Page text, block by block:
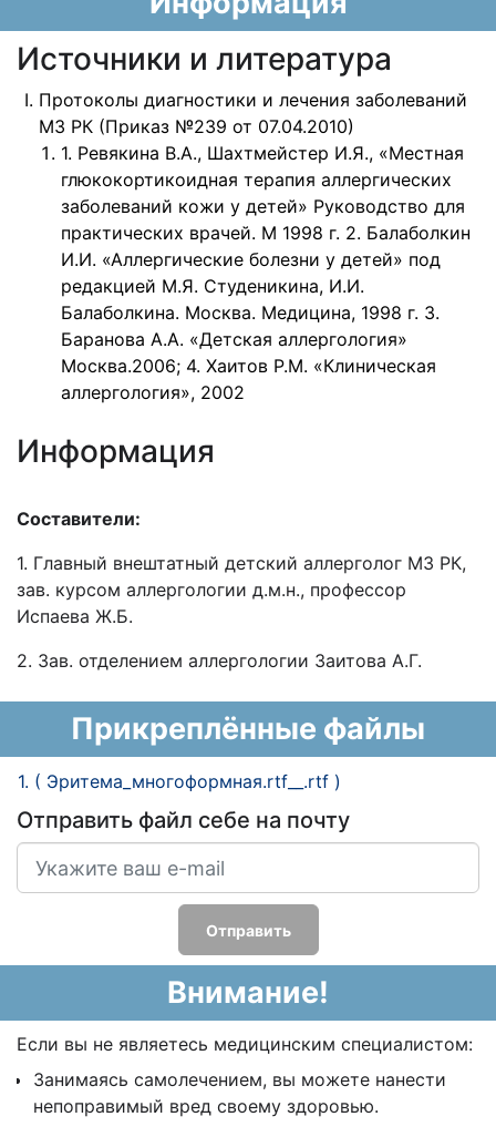
Источники и литература
Протоколы диагностики и лечения заболеваний
МЗ РК (Приказ №239 от 07.04.2010)
1. Ревякина В.А., Шахтмейстер И.Я., «Местная
глюкокортикоидная терапия аллергических
заболеваний кожи у детей» Руководство для
практических врачей. М 1998 г. 2. Балаболкин
И.И. «Аллергические болезни у детей» под
редакцией М.Я. Студеникина, И.И.
Балаболкина. Москва. Медицина, 1998 г. 3.
Баранова А.А. «Детская аллергология»
Москва.2006; 4. Хаитов Р.М. «Клиническая
аллергология», 2002
Информация
Составители:
1. Главный внештатный детский аллерголог МЗ РК,
зав. курсом аллергологии д.м.н., профессор
Испаева Ж.Б.
2. Зав. отделением аллергологии Заитова А.Г.
Прикреплённые файлы
1. ( Эритема_многоформная.rtf__.rtf )
Отправить файл себе на почту
Отправить
Внимание!
Если вы не являетесь медицинским специалистом:
Занимаясь самолечением, вы можете нанести
непоправимый вред своему здоровью.